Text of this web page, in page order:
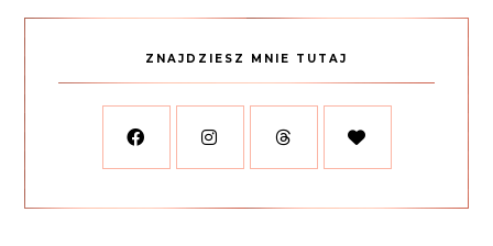
ZNAJDZIESZ MNIE TUTAJ